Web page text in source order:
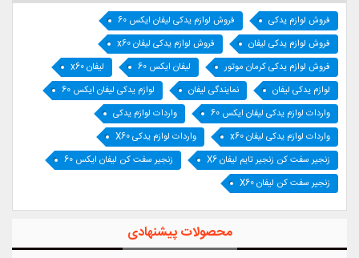
فروش لوازم یدکی
فروش لوازم یدکی لیفان ایکس 60
فروش لوازم یدکی لیفان
فروش لوازم یدکی لیفان x60
فروش لوازم یدکی کرمان موتور
لیفان ایکس 60
لیفان x60
لوازم یدکی لیفان
نمایندگی لیفان
لوازم یدکی لیفان ایکس 60
واردات لوازم یدکی لیفان ایکس 60
واردات لوازم یدکی
واردات لوازم یدکی لیفان x60
واردات لوازم یدکی X60
زنجیر سفت کن زنجیر تایم لیفان X6
زنجیر سفت کن لیفان ایکس 60
زنجیر سفت کن لیفان X60
محصولات پیشنهادی